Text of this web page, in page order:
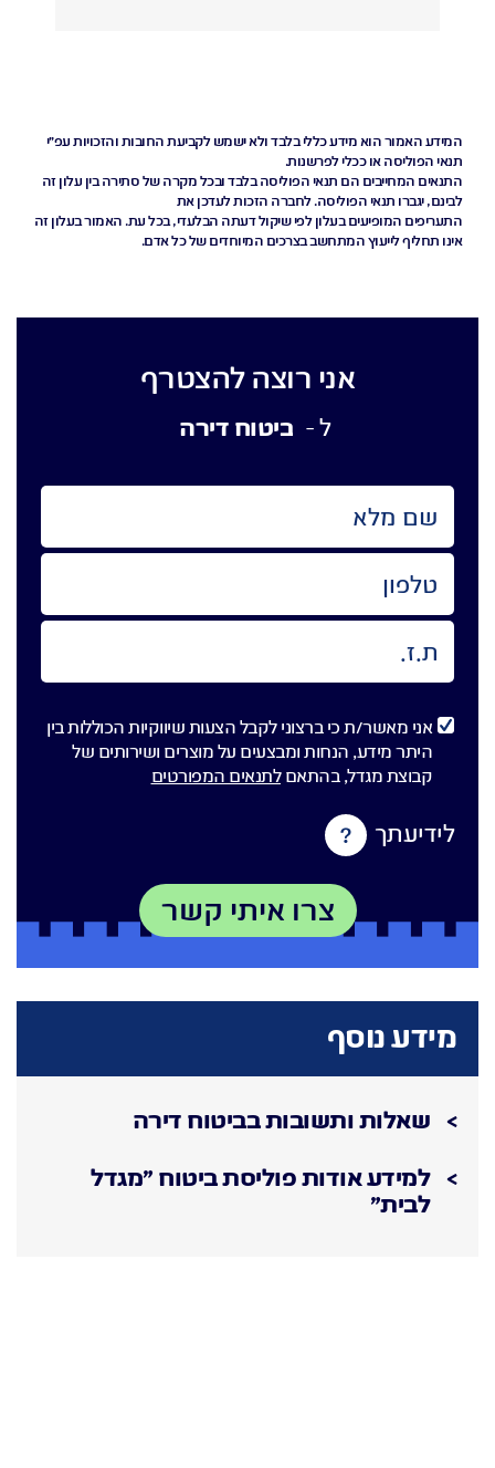
המידע האמור הוא מידע כללי בלבד ולא ישמש לקביעת החובות והזכויות עפ"י
תנאי הפוליסה או ככלי לפרשנות.
התנאים המחייבים הם תנאי הפוליסה בלבד ובכל מקרה של סתירה בין עלון זה
לבינם, יגברו תנאי הפוליסה. לחברה הזכות לעדכן את
התעריפים המופיעים בעלון לפי שיקול דעתה הבלעדי, בכל עת. האמור בעלון זה
אינו תחליף לייעוץ המתחשב בצרכים המיוחדים של כל אדם.
אני רוצה להצטרף
ל - ביטוח דירה
אני מאשר/ת כי ברצוני לקבל הצעות שיווקיות הכוללות בין
היתר מידע, הנחות ומבצעים על מוצרים ושירותים של
קבוצת מגדל, בהתאם לתנאים המפורטים
לידיעתך
מידע נוסף
שאלות ותשובות בביטוח דירה
למידע אודות פוליסת ביטוח "מגדל
לבית"